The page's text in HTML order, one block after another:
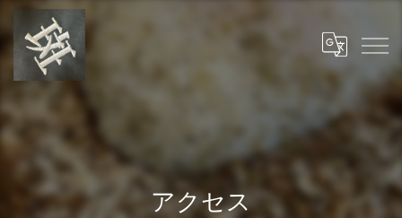
アクセス